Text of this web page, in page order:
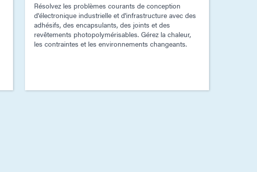
Résolvez les problèmes courants de conception
d'électronique industrielle et d'infrastructure avec des
adhésifs, des encapsulants, des joints et des
revêtements photopolymérisables. Gérez la chaleur,
les contraintes et les environnements changeants.